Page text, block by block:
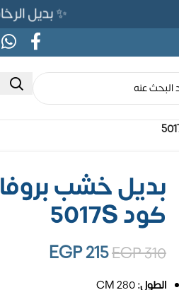
✨ بديل الرخام المرن 565ج بدلًا من
كود 5017S
EGP310
EGP215
الطول: